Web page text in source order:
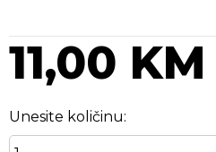
11,00 KM
Unesite količinu: